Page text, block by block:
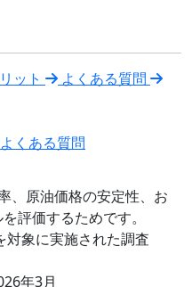
ット よくある質問
よくある質問
、原油価格の安定性、お
評価するためです。
対象に実施された調査
年3月